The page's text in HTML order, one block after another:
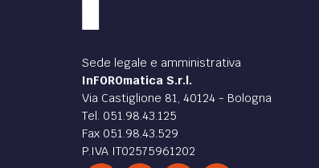
Sede legale e amministrativa
InFOROmatica S.r.l.
Via Castiglione 81, 40124 - Bologna
Tel. 051.98.43.125
Fax 051.98.43.529
P.IVA IT02575961202